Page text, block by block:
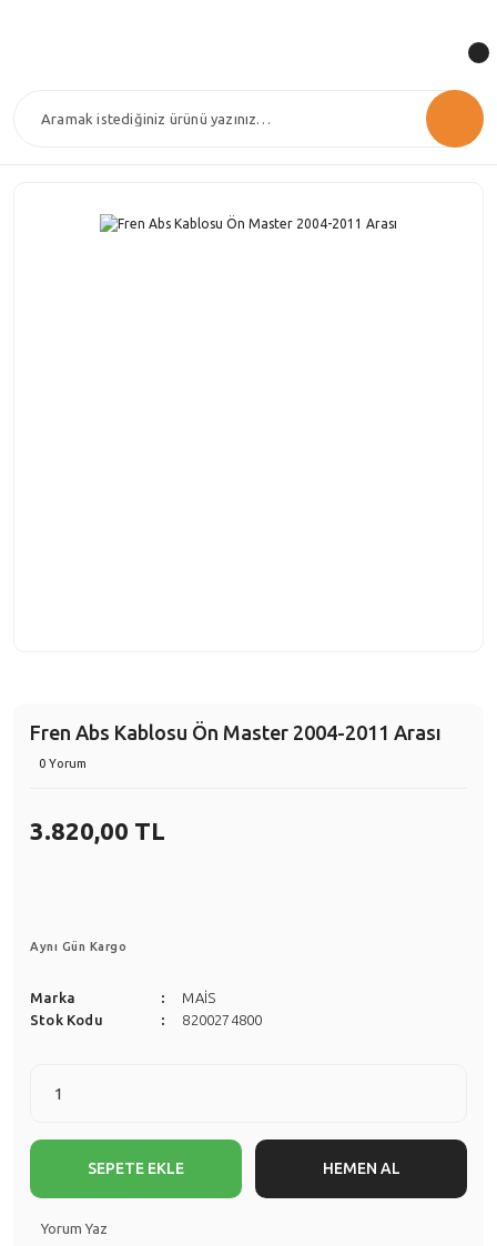
Fren Abs Kablosu Ön Master 2004-2011 Arası
0 Yorum
3.820,00 TL
Aynı Gün Kargo
Marka
MAİS
Stok Kodu
8200274800
SEPETE EKLE HEMEN AL
Yorum Yaz